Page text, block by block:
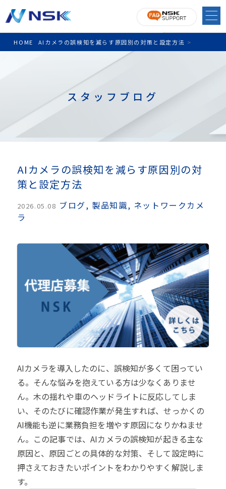
HOME >
AIカメラの誤検知を減らす原因別の対策と設定方法
スタッフブログ
AIカメラの誤検知を減らす原因別の対
策と設定方法
2026.05.08 ブログ, 製品知識, ネットワークカメ
ラ
AIカメラを導入したのに、誤検知が多くて困ってい
る。そんな悩みを抱えている方は少なくありませ
ん。木の揺れや車のヘッドライトに反応してしま
い、そのたびに確認作業が発生すれば、せっかくの
AI機能も逆に業務負担を増やす原因になりかねませ
ん。この記事では、AIカメラの誤検知が起きる主な
原因と、原因ごとの具体的な対策、そして設定時に
押さえておきたいポイントをわかりやすく解説しま
す。